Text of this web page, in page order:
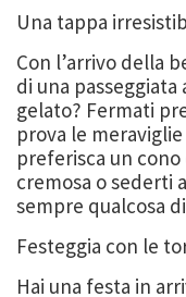
Una tappa
Con l’arrivo della
di una
gelato? Fermati
prova le
preferisca un
cremosa o sederti
sempre qualcosa
Festeggia con le
Hai una festa in